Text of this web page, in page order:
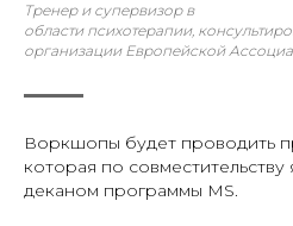
Тренер и супервизор в
области психотерапии,
организации Европейской
Воркшопы будет проводить
которая по совместительству
деканом программы MS.